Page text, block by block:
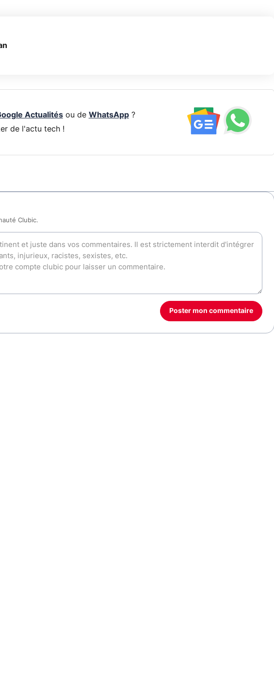
Actualitésou de WhatsApp?
de l'actu tech !
Clubic.
Poster mon commentaire